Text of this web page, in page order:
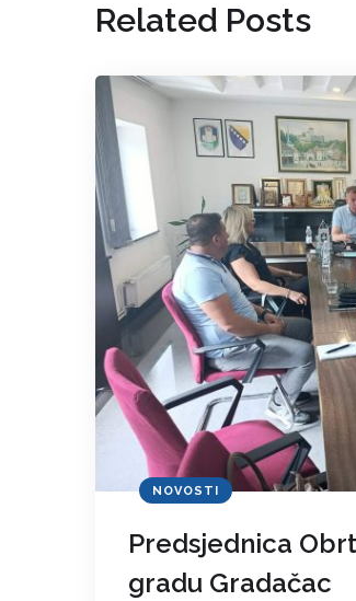
Related Posts
NOVOSTI
Predsjednica
gradu Gradačac